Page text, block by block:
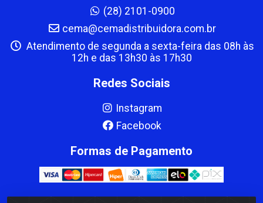
(28) 2101-0900
cema@cemadistribuidora.com.br
Atendimento de segunda a sexta-feira das 08h às
12h e das 13h30 às 17h30
Redes Sociais
Instagram
Facebook
Formas de Pagamento